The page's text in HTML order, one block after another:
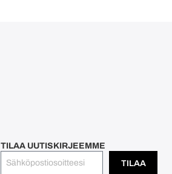
TILAA UUTISKIRJEEMME
TILAA